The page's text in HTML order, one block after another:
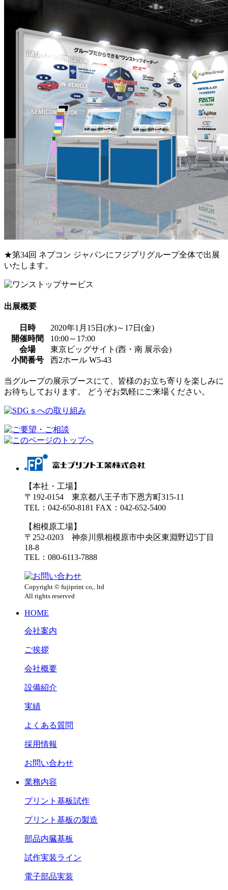
★第34回 ネプコン ジャパンにフジプリグループ全体で出展
いたします。
出展概要
日時
2020年1月15日(水)～17日(金)
開催時間
10:00～17:00
会場
東京ビッグサイト(西・南 展示会)
小間番号
西2ホール W5-43
当グループの展示ブースにて、皆様のお立ち寄りを楽しみに
お待ちしております。 どうぞお気軽にご来場ください。
【本社・工場】
〒192-0154 東京都八王子市下恩方町315-11
TEL：042-650-8181 FAX：042-652-5400
【相模原工場】
〒252-0203 神奈川県相模原市中央区東淵野辺5丁目
18-8
TEL：080-6113-7888
Copyright © fujiprint co,. ltd
All rights reserved
HOME
会社案内
ご挨拶
会社概要
設備紹介
実績
よくある質問
採用情報
お問い合わせ
業務内容
プリント基板試作
プリント基板の製造
部品内臓基板
試作実装ライン
電子部品実装